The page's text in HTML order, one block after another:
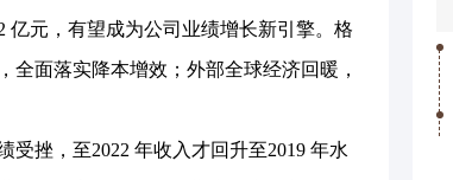
亿元，有望成为公司业绩增长新引擎。格
面落实降本增效；外部全球经济回暖，
挫，至2022 年收入才回升至2019 年水